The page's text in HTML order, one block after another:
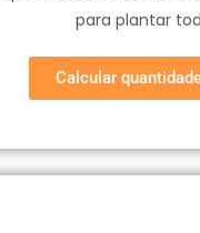
para plantar
Calcular